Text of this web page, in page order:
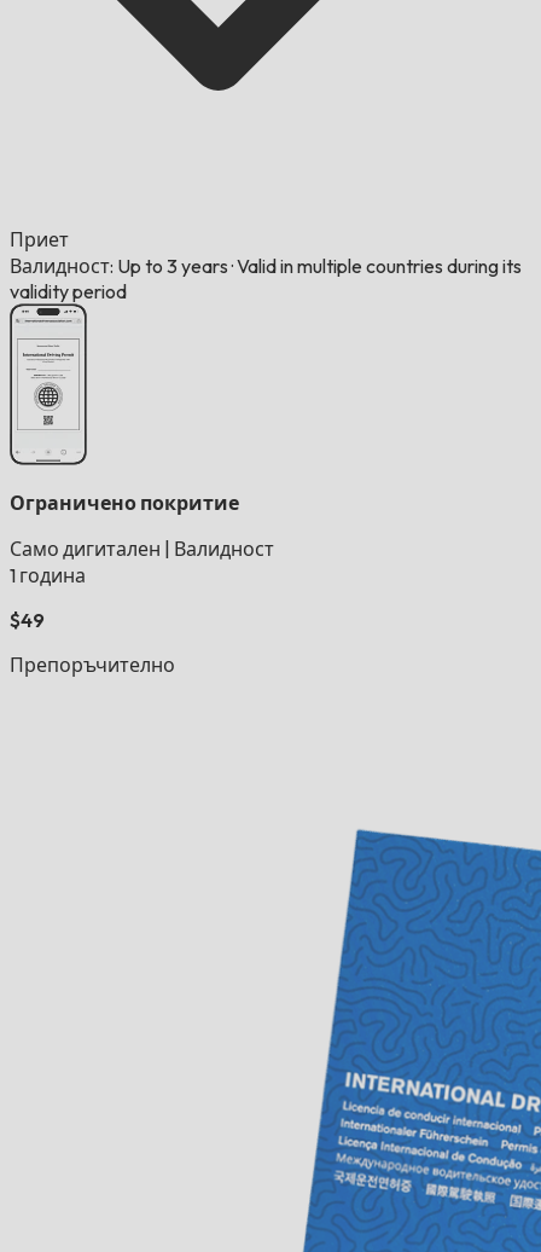
Приет
Валидност: Up to 3 years ·Valid in multiple countries during its
validity period
Ограничено покритие
Само дигитален
Валидност
1 година
$49
Препоръчително